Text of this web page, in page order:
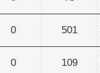
0 501
0 109